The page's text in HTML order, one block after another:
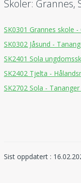
Skoler: Grannes,
SK0301 Grannes skole
SK0302 Jåsund -
SK2401 Sola
SK2402 Tjelta -
SK2702 Sola -
Sist oppdatert :